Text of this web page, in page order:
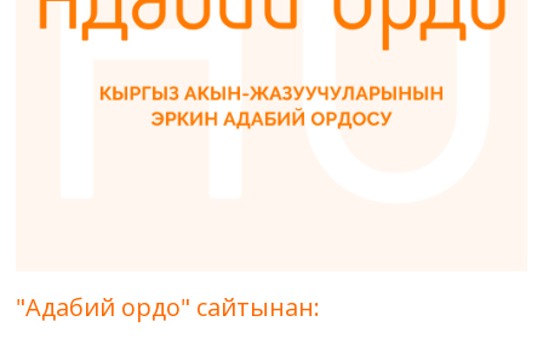
"Адабий ордо" сайтынан: